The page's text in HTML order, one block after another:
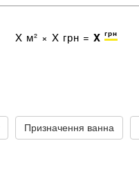
X м² × X грн = X грн
Призначення ванна